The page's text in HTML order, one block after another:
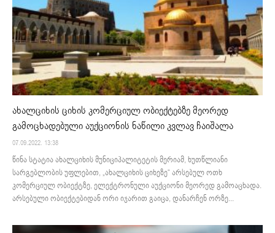
ახალციხის ციხის კომერციულ ობიექტებზე მეორედ
გამოცხადებული აუქციონის ნაწილი კვლავ ჩაიშალა
07.09.2022. 13:38
წინა სტატია ახალციხის მუნიციპალიტეტის მერიამ, ხუთწლიანი
სარგებლობის უფლებით, „ახალციხის ციხეზე“ არსებულ ოთხ
კომერციულ ობიექტზე, ელექტრონული აუქციონი მეორედ გამოაცხადა.
არსებული ობიექტებიდან ორი იჯარით გაიცა, დანარჩენ ორზე...